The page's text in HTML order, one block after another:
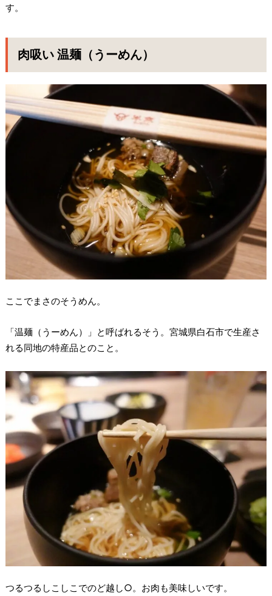
す。
肉吸い 温麺（うーめん）
ここでまさのそうめん。
「温麺（うーめん）」と呼ばれるそう。宮城県白石市で生産さ
れる同地の特産品とのこと。
つるつるしこしこでのど越し○。お肉も美味しいです。